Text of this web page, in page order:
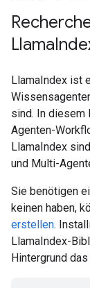
Llama
LlamaIndex ist
sind. In diesem
Agenten-
LlamaIndex sind
und Multi-
Sie benötigen
keinen haben,
erstellen.
LlamaIndex-
Hintergrund